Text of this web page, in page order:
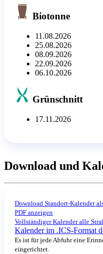
Biotonne
11.08.2026
25.08.2026
08.09.2026
22.09.2026
06.10.2026
Grünschnitt
17.11.2026
Download und
Download Standort-Kalender
PDF anzeigen
Vollständiger Kalender alle
Kalender im .ICS-Format
Es ist für jede Abfuhr eine
eingerichtet.